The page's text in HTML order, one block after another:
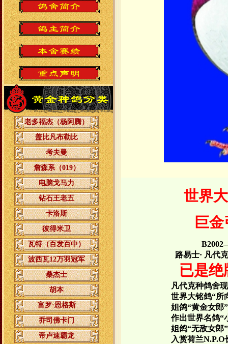
老多福杰（杨阿腾）
盖比凡布勒比
考夫曼
詹森系（019）
电脑戈马力
钻石王老五
卡洛斯
彼得米卫
瓦特（百发百中）
波西瓦12万羽冠军
桑杰士
胡本
富罗·恩格斯
乔司佛卡门
帝卢速霸龙
世界大
巨金引
B2002
路易士· 凡代
已是绝
凡代克种鸽舍现
世界大铭鸽“所
姐鸽“黄金女郎”
作出世界名鸽“
姐鸽“无敌女郎
入赏荷兰N.P.O